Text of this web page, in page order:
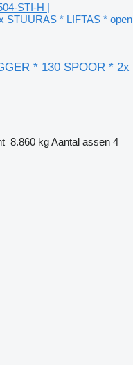
STI-H |
STUURAS * LIFTAS * open
* 130 SPOOR * 2x
8.860 kgAantal assen 4